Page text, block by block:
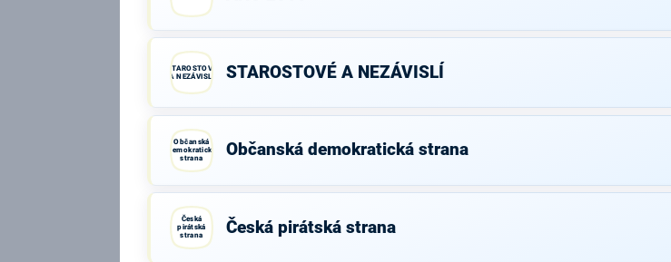
STAROSTOVÉ
A NEZÁVISLÍ
STAROSTOVÉ A NEZÁVISLÍ
Občanská
demokratická
strana
Občanská demokratická strana
Česká
pirátská
strana
Česká pirátská strana